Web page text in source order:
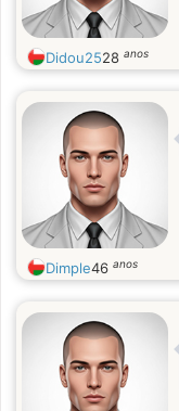
Didou2528 anos
Dimple46 anos